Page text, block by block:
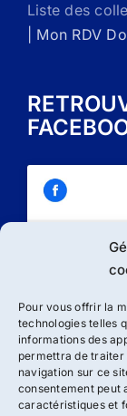
Pour vous offrir la
technologies telles
informations des
permettra de traiter
navigation sur ce
consentement peut
caractéristiques et
Liste des
| Mon RDV